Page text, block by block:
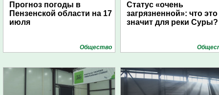
Прогноз погоды в
Пензенской области на 17
июля
Общество
Статус «очень
загрязненной»: что это
значит для реки Суры?